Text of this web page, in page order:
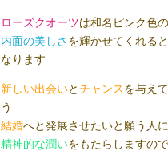
ローズクオーツは和名ピンク色
内面の美しさ を輝かせてくれる
なります
新しい出会いとチャンスを与え
う
結婚へと発展させたいと願う人
精神的な潤いをもたらしますので